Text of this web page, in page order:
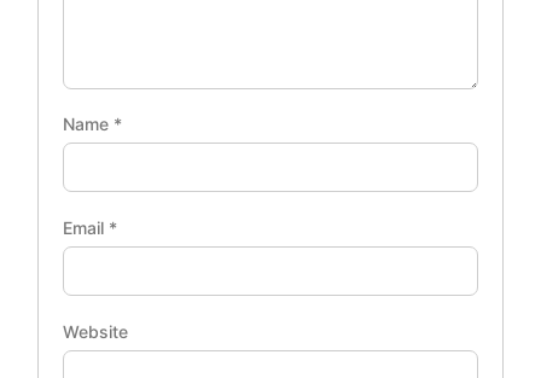
Name *
Email *
Website